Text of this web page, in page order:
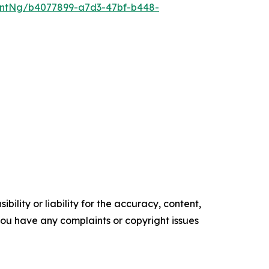
b4077899-a7d3-47bf-b448-
or liability for the accuracy, content,
have any complaints or copyright issues